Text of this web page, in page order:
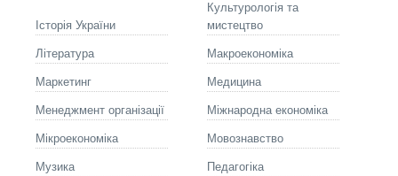
Історія України
Культурологія та
мистецтво
Літературa Макроекономіка
Маркетинг Медицина
Менеджмент організації Міжнародна економіка
Мікроекономіка Мовознавство
Музика Педагогіка